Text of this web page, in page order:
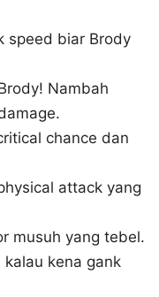
speed biar Brody
Nambah
chance dan
attack yang
musuh yang tebel.
kena gank